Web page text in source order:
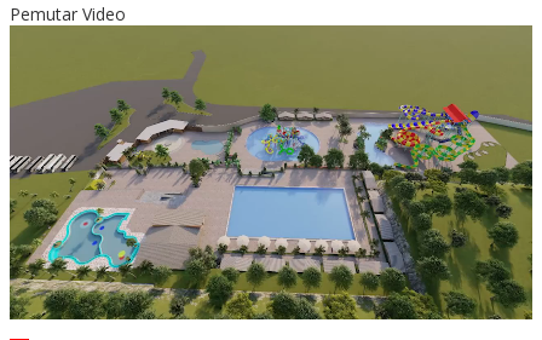
Pemutar Video